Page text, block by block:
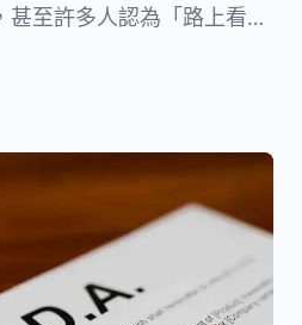
甚至許多人認為「路上看到
但你知道嗎？這樣的行為
視角，解析未經同意拍攝並
了解侵犯他人權益的可能後
的權益不被濫用。